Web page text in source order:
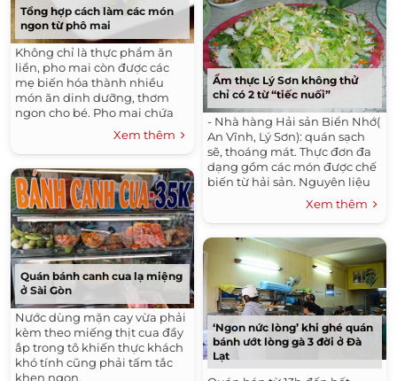
Tổng hợp cách làm các món
ngon từ phô mai
Không chỉ là thực phẩm ăn
liền, pho mai còn được các
mẹ biến hóa thành nhiều
món ăn dinh dưỡng, thơm
ngon cho bé. Pho mai chứa
rất nhiều dinh dưỡng, đặc
biệt là canxi và Vitamin D, cần
thiết cho...
Xem thêm
Quán bánh canh cua lạ miệng
ở Sài Gòn
Nước dùng mặn cay vừa phải
kèm theo miếng thịt cua đầy
ắp trong tô khiến thực khách
khó tính cũng phải tấm tắc
khen ngon.
Ẩm thực Lý Sơn không thử
chỉ có 2 từ “tiếc nuối”
- Nhà hàng Hải sản Biển Nhớ(
An Vĩnh, Lý Sơn): quán sạch
sẽ, thoáng mát. Thực đơn đa
dạng gồm các món được chế
biến từ hải sản. Nguyên liệu
tươi ngon, giá các món dao
động từ vài chục đến vài trăm
nghìn đồng. Nếu đi đông,
mỗi người chỉ phải bỏ ra từ
200-300.000 đồng là ăn thoải
Xem thêm
‘Ngon nức lòng’ khi ghé quán
bánh ướt lòng gà 3 đời ở Đà
Lạt